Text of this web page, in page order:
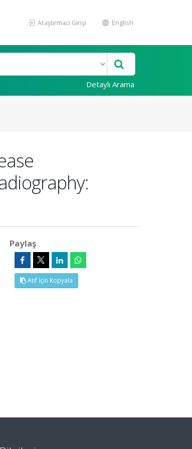
Araştırmacı Girişi English
Detaylı Arama
Paylaş
Atıf İçin Kopyala